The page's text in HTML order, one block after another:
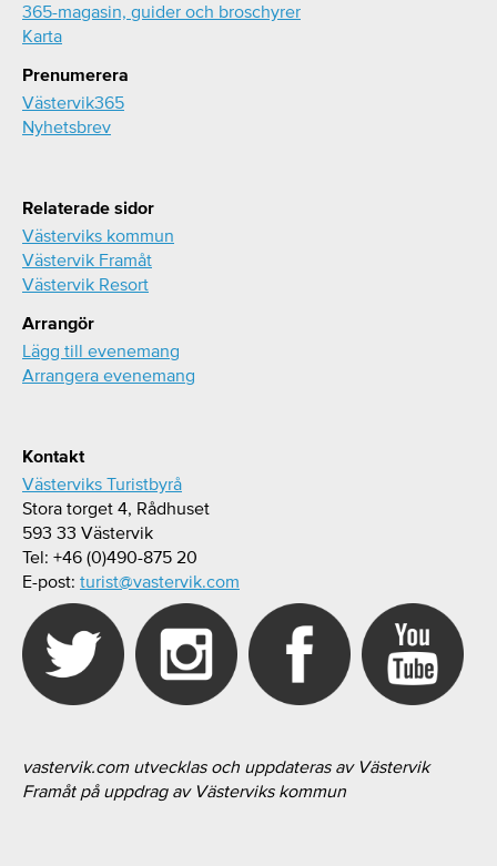
365-magasin, guider och broschyrer
Karta
Prenumerera
Västervik365
Nyhetsbrev
Relaterade sidor
Västerviks kommun
Västervik Framåt
Västervik Resort
Arrangör
Lägg till evenemang
Arrangera evenemang
Kontakt
Västerviks Turistbyrå
Stora torget 4, Rådhuset
593 33 Västervik
Tel: +46 (0)490-875 20
E-post: turist@vastervik.com
vastervik.com utvecklas och uppdateras av Västervik
Framåt på uppdrag av Västerviks kommun